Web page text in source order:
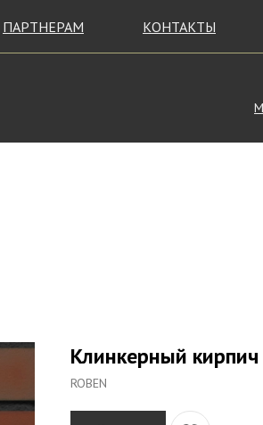
КОНТАКТЫ
ПАРТНЕРАМ
Клинкерный
ROBEN